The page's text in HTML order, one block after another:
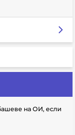
на ОИ, если